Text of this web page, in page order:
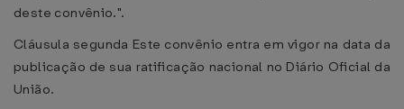
deste convênio.".
Cláusula segunda Este convênio entra em vigor na data da
publicação de sua ratificação nacional no Diário Oficial da
União.